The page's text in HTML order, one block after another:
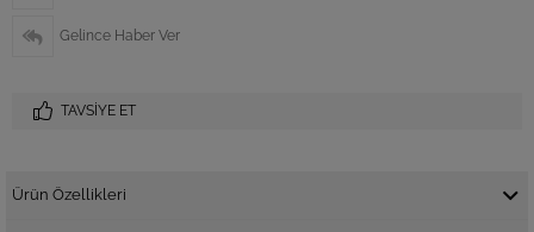
Gelince Haber Ver
TAVSIYE ET
Ürün Özellikleri